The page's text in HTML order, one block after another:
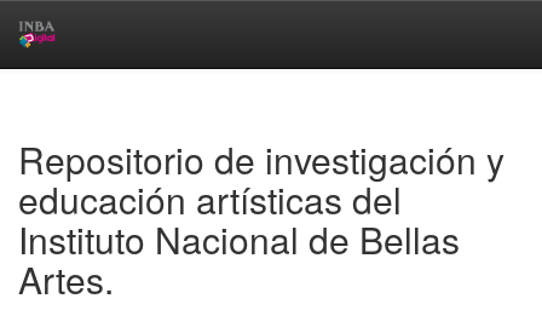
Repositorio de investigación y
educación artísticas del
Instituto Nacional de Bellas
Artes.